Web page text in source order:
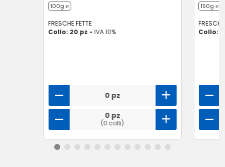
100g ℮
FRESCHE FETTE
Collo: 20 pz - IVA 10%
0 pz
0 pz
(0 colli)
150g ℮
Collo: